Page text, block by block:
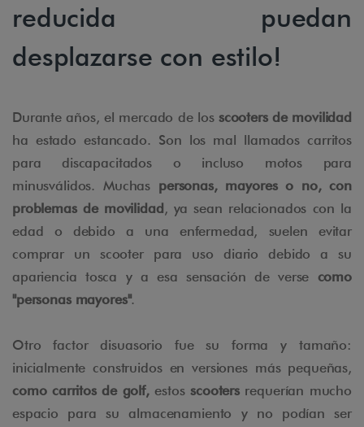
reducida puedan
desplazarse con estilo!
Durante años, el mercado de losscooters de movilidad
ha estado estancado. Son los mal llamados carritos
para discapacitados o incluso motos para
minusválidos. Muchas personas, mayores o no, con
problemas de movilidad, ya sean relacionados con la
edad o debido a una enfermedad, suelen evitar
comprar un scooter para uso diario debido a su
apariencia tosca y a esa sensación de verse como
"personas mayores".
Otro factor disuasorio fue su forma y tamaño:
inicialmente construidos en versiones más pequeñas,
como carritos de golf,estosscootersrequerían mucho
espacio para su almacenamiento y no podían ser